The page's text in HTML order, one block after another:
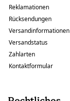
Reklamationen
Rücksendungen
Versandinformationen
Versandstatus
Zahlarten
Kontaktformular